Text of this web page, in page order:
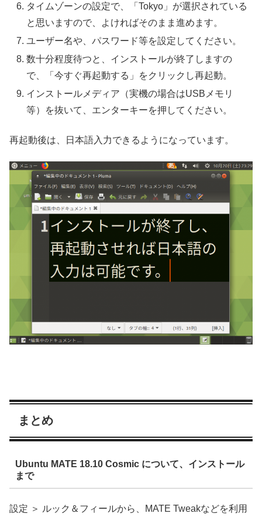
タイムゾーンの設定で、「Tokyo」が選択されている
と思いますので、よければそのまま進めます。
ユーザー名や、パスワード等を設定してください。
数十分程度待つと、インストールが終了しますの
で、「今すぐ再起動する」をクリックし再起動。
インストールメディア（実機の場合はUSBメモリ
等）を抜いて、エンターキーを押してください。
再起動後は、日本語入力できるようになっています。
まとめ
Ubuntu MATE 18.10 Cosmic について、インストール
まで
設定 ＞ ルック＆フィールから、MATE Tweakなどを利用